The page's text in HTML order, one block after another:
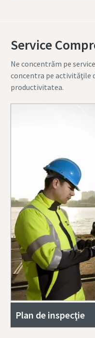
Service
Ne concentrăm pe
concentra pe activităţile
productivitatea.
Plan de inspecţie